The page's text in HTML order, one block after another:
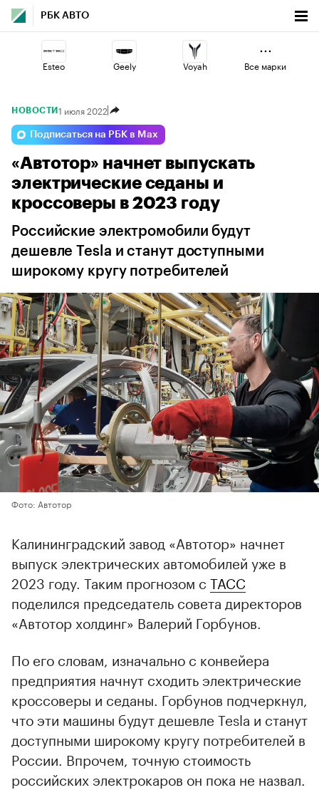
РБК АВТО
Esteo Geely Voyah
Changan Lada
Volga Jaecoo Omoda
Все марки
НОВОСТИ 1 июля 2022
Подписаться на РБК в Max
«Автотор» начнет выпускать
электрические седаны и
кроссоверы в 2023 году
Российские электромобили будут
дешевле Tesla и станут доступными
широкому кругу потребителей
Фото: Автотор
Калининградский завод «Автотор» начнет
выпуск электрических автомобилей уже в
2023 году. Таким прогнозом с ТАСС
поделился председатель совета директоров
«Автотор холдинг» Валерий Горбунов.
По его словам, изначально с конвейера
предприятия начнут сходить электрические
кроссоверы и седаны. Горбунов подчеркнул,
что эти машины будут дешевле Tesla и станут
доступными широкому кругу потребителей в
России. Впрочем, точную стоимость
российских электрокаров он пока не назвал.